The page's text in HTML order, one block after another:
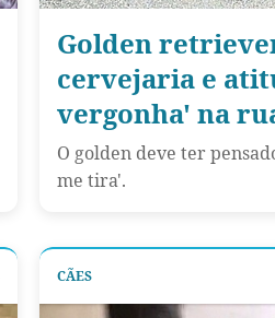
Golden
cervejaria e
vergonha' na
O golden deve ter
me tira'.
CÃES